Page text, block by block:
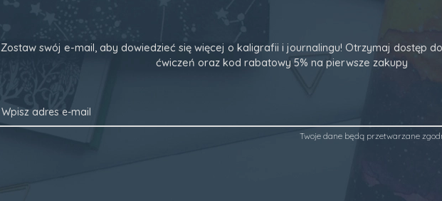
Zostaw swój e-mail, aby dowiedzieć się więcej o kaligrafii i journalingu! Otrzymaj dostęp
ćwiczeń oraz kod rabatowy 5% na pierwsze zakupy
Twoje dane będą przetwarzane